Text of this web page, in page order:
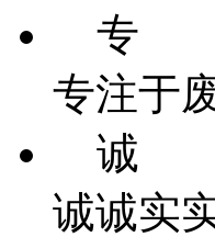
专
专注于
诚
诚诚实